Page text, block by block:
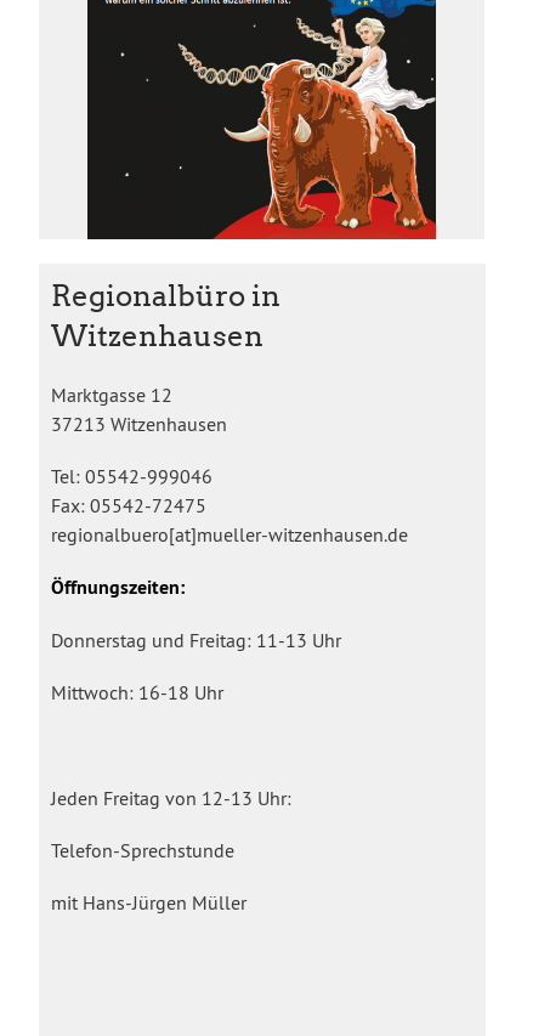
Regionalbüro in
Witzenhausen
Marktgasse 12
37213 Witzenhausen
Tel: 05542-999046
Fax: 05542-72475
regionalbuero[at]mueller-witzenhausen.de
Öffnungszeiten:
Donnerstag und Freitag: 11-13 Uhr
Mittwoch: 16-18 Uhr
Jeden Freitag von 12-13 Uhr:
Telefon-Sprechstunde
mit Hans-Jürgen Müller